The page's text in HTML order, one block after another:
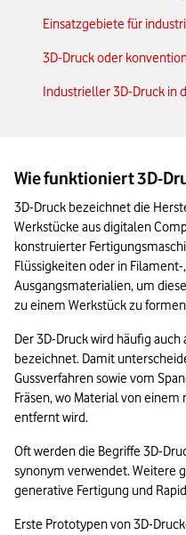
Einsatzgebiete für
3D-Druck oder
Industrieller 3D-Druck in
Wie funktioniert 3D-
3D-Druck bezeichnet die
Werkstücke aus digitalen
konstruierter
Flüssigkeiten oder in
Ausgangsmaterialien, um
zu einem Werkstück zu
Der 3D-Druck wird häufig
bezeichnet. Damit
Gussverfahren sowie vom
Fräsen, wo Material von
entfernt wird.
Oft werden die Begriffe 3D-
synonym verwendet. Weitere
generative Fertigung und
Erste Prototypen von 3D-